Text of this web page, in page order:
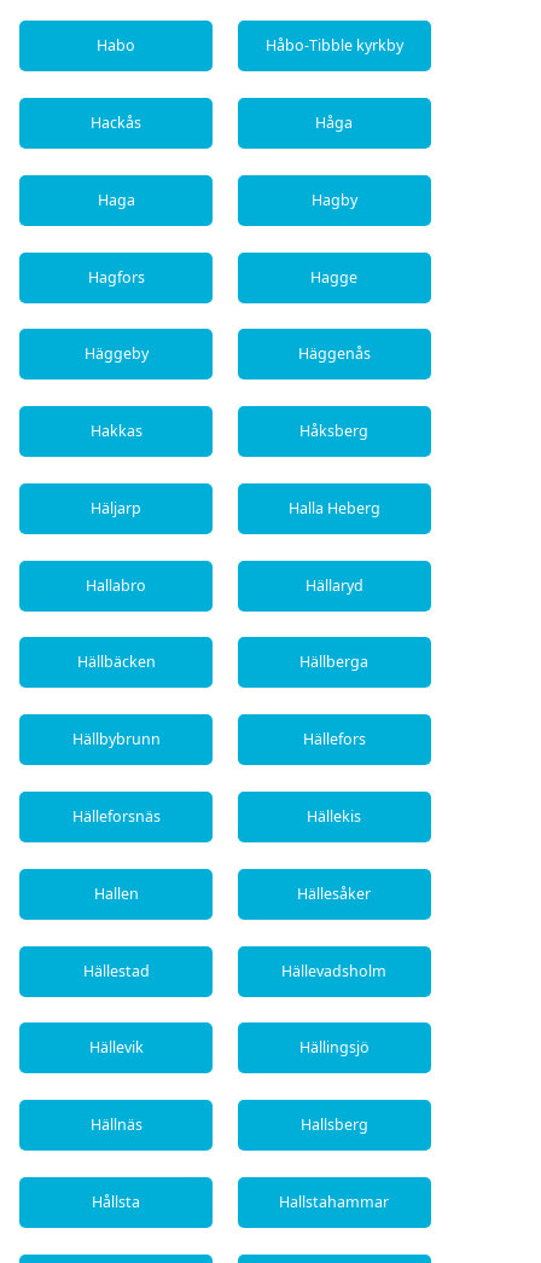
Habo Håbo-Tibble kyrkby
Hackås Håga
Haga Hagby
Hagfors Hagge
Häggeby Häggenås
Hakkas Håksberg
Häljarp Halla Heberg
Hallabro Hällaryd
Hällbäcken Hällberga
Hällbybrunn Hällefors
Hälleforsnäs Hällekis
Hallen Hällesåker
Hällestad Hällevadsholm
Hällevik Hällingsjö
Hällnäs Hallsberg
Hållsta Hallstahammar